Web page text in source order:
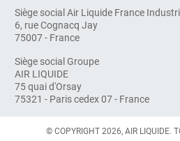
Siège social Air Liquide France
6, rue Cognacq Jay
75007 - France
Siège social Groupe
AIR LIQUIDE
75 quai d'Orsay
75321 - Paris cedex 07 - France
© COPYRIGHT 2026, AIR LIQUIDE.